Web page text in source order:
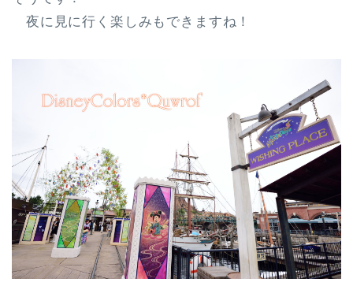
夜に見に行く楽しみもできますね！